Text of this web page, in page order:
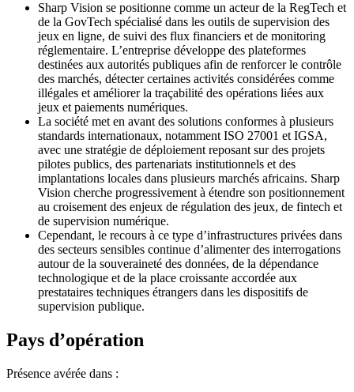
Sharp Vision se positionne comme un acteur de la RegTech et
de la GovTech spécialisé dans les outils de supervision des
jeux en ligne, de suivi des flux financiers et de monitoring
réglementaire. L’entreprise développe des plateformes
destinées aux autorités publiques afin de renforcer le contrôle
des marchés, détecter certaines activités considérées comme
illégales et améliorer la traçabilité des opérations liées aux
jeux et paiements numériques.
La société met en avant des solutions conformes à plusieurs
standards internationaux, notamment ISO 27001 et IGSA,
avec une stratégie de déploiement reposant sur des projets
pilotes publics, des partenariats institutionnels et des
implantations locales dans plusieurs marchés africains. Sharp
Vision cherche progressivement à étendre son positionnement
au croisement des enjeux de régulation des jeux, de fintech et
de supervision numérique.
Cependant, le recours à ce type d’infrastructures privées dans
des secteurs sensibles continue d’alimenter des interrogations
autour de la souveraineté des données, de la dépendance
technologique et de la place croissante accordée aux
prestataires techniques étrangers dans les dispositifs de
supervision publique.
Pays d’opération
Présence avérée dans :